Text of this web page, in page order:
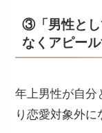
③「男性とし
なくアピー
年上男性が自分
り恋愛対象外に